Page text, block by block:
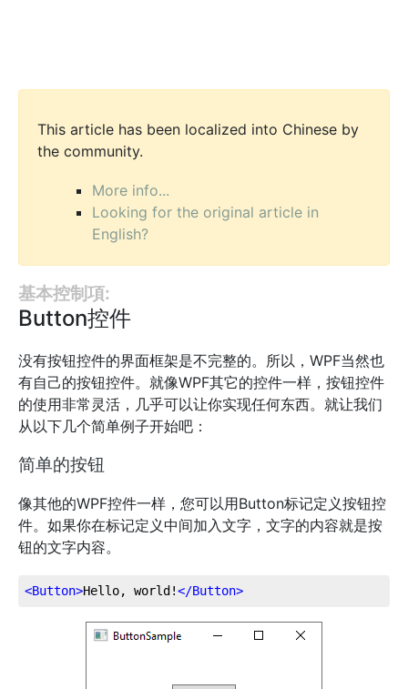
This article has been localized into Chinese by
the community.
More info...
Looking for the original article in
English?
基本控制項:
Button控件
没有按钮控件的界面框架是不完整的。所以，WPF当然也
有自己的按钮控件。就像WPF其它的控件一样，按钮控件
的使用非常灵活，几乎可以让你实现任何东西。就让我们
从以下几个简单例子开始吧：
简单的按钮
像其他的WPF控件一样，您可以用Button标记定义按钮控
件。如果你在标记定义中间加入文字，文字的内容就是按
钮的文字内容。
<Button>Hello, world!</Button>